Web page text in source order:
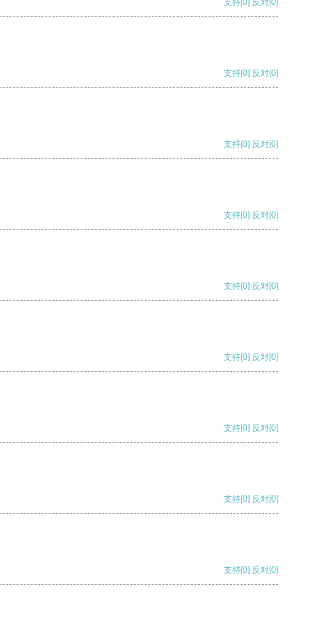
支持 [0] 反对 [0]
支持[0] 反对[0]
支持[0] 反对[0]
支持[0] 反对[0]
支持[0] 反对[0]
支持[0] 反对[0]
支持[0] 反对[0]
支持[0] 反对[0]
支持[0] 反对[0]